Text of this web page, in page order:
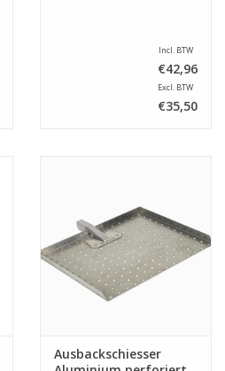
Incl. BTW
€42,96
Excl. BTW
€35,50
Ausbackschiesser